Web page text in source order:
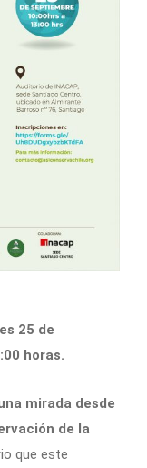
25 de
horas.
mirada desde
de la
que este